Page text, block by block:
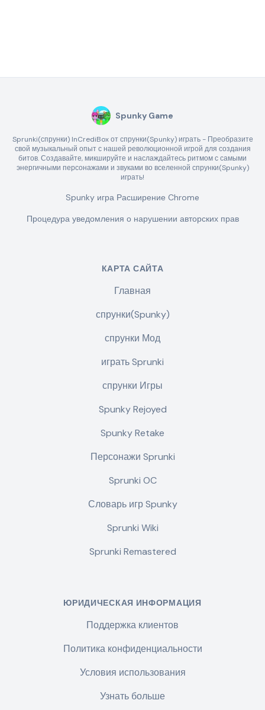
Spunky Game
Sprunki(спрунки) InCrediBox от спрунки(Spunky) играть - Преобразите
свой музыкальный опыт с нашей революционной игрой для создания
битов. Создавайте, микшируйте и наслаждайтесь ритмом с самыми
энергичными персонажами и звуками во вселенной спрунки(Spunky)
играть!
Spunky игра Расширение Chrome
Процедура уведомления о нарушении авторских прав
КАРТА САЙТА
Главная
спрунки(Spunky)
спрунки Мод
играть Sprunki
спрунки Игры
Spunky Rejoyed
Spunky Retake
Персонажи Sprunki
Sprunki OC
Словарь игр Spunky
Sprunki Wiki
Sprunki Remastered
ЮРИДИЧЕСКАЯ ИНФОРМАЦИЯ
Поддержка клиентов
Политика конфиденциальности
Условия использования
Узнать больше